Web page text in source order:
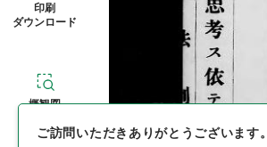
印刷
ダウンロード
概観図
ご訪問いただきありがとうございます。